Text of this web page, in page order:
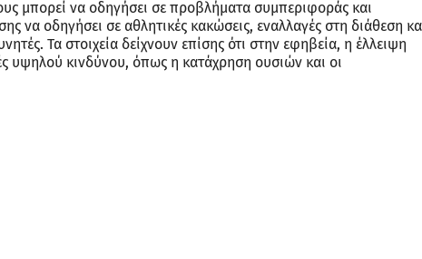
μπορεί να οδηγήσει σε προβλήματα συμπεριφοράς και
να οδηγήσει σε αθλητικές κακώσεις, εναλλαγές στη διάθεση
Τα στοιχεία δείχνουν επίσης ότι στην εφηβεία, η έλλειψη
υψηλού κινδύνου, όπως η κατάχρηση ουσιών και οι